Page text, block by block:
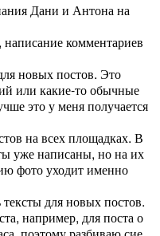
Дани и Антона на
комментариев
новых постов. Это
или какие-то обычные
это у меня получается
на всех площадках. В
уже написаны, но на их
фото уходит именно
для новых постов.
например, для поста о